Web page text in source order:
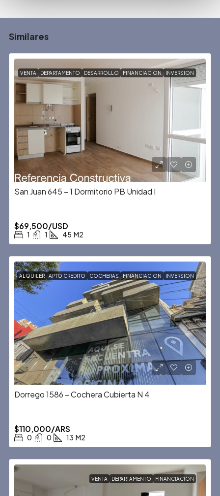
Similares
VENTA DEPARTAMENTO DESARROLLO FINANCIACION INVERSION
San Juan 645 – 1 Dormitorio PB Unidad I
$69,500/USD
1 1 45 M2
ALQUILER APTO CREDITO COCHERAS FINANCIACION INVERSION
Dorrego 1586 – Cochera Cubierta N 4
$110,000/ARS
0 0 13 M2
VENTA DEPARTAMENTO FINANCIACION